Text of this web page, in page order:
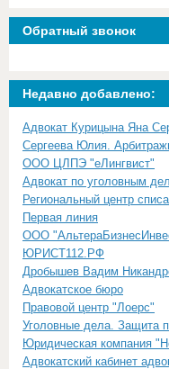
Обратный звонок
Недавно добавлено:
Адвокат Курицына Яна
Сергеева Юлия.
ООО ЦЛПЭ "еЛингвист"
Адвокат по уголовным
Региональный центр
Первая линия
ООО
ЮРИСТ112.РФ
Дробышев Вадим
Адвокатское бюро
Правовой центр "Лоерс"
Уголовные дела. Защита
Юридическая компания
Адвокатский кабинет